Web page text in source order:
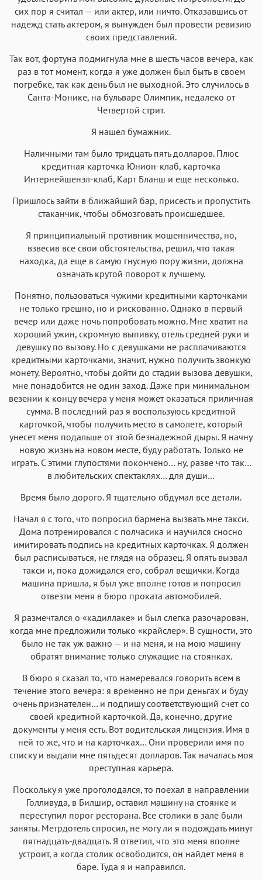
сих пор я считал — или актер, или ничто. Отказавшись от
надежд стать актером, я вынужден был провести ревизию
своих представлений.
Так вот, фортуна подмигнула мне в шесть часов вечера, как
раз в тот момент, когда я уже должен был быть в своем
погребке, так как день был не выходной. Это случилось в
Санта-Монике, на бульваре Олимпик, недалеко от
Четвертой стрит.
Я нашел бумажник.
Наличными там было тридцать пять долларов. Плюс
кредитная карточка Юнион-клаб, карточка
Интернейшенэл-клаб, Карт Бланш и еще несколько.
Пришлось зайти в ближайший бар, присесть и пропустить
стаканчик, чтобы обмозговать происшедшее.
Я принципиальный противник мошенничества, но,
взвесив все свои обстоятельства, решил, что такая
находка, да еще в самую гнусную пору жизни, должна
означать крутой поворот к лучшему.
Понятно, пользоваться чужими кредитными карточками
не только грешно, но и рискованно. Однако в первый
вечер или даже ночь попробовать можно. Мне хватит на
хороший ужин, скромную выпивку, отель средней руки и
девушку по вызову. Но с девушками не расплачиваются
кредитными карточками, значит, нужно получить звонкую
монету. Вероятно, чтобы дойти до стадии вызова девушки,
мне понадобится не один заход. Даже при минимальном
везении к концу вечера у меня может оказаться приличная
сумма. В последний раз я воспользуюсь кредитной
карточкой, чтобы получить место в самолете, который
унесет меня подальше от этой безнадежной дыры. Я начну
новую жизнь на новом месте, буду работать. Только не
играть. С этими глупостями покончено… ну, разве что так…
в любительских спектаклях… для души…
Время было дорого. Я тщательно обдумал все детали.
Начал я с того, что попросил бармена вызвать мне такси.
Дома потренировался с полчасика и научился сносно
имитировать подпись на кредитных карточках. Я должен
был расписываться, не глядя на образец. Я опять вызвал
такси и, пока дожидался его, собрал вещички. Когда
машина пришла, я был уже вполне готов и попросил
отвезти меня в бюро проката автомобилей.
Я размечтался о «кадиллаке» и был слегка разочарован,
когда мне предложили только «крайслер». В сущности, это
было не так уж важно — и на меня, и на мою машину
обратят внимание только служащие на стоянках.
В бюро я сказал то, что намеревался говорить всем в
течение этого вечера: я временно не при деньгах и буду
очень признателен… и подпишу соответствующий счет со
своей кредитной карточкой. Да, конечно, другие
документы у меня есть. Вот водительская лицензия. Имя в
ней то же, что и на карточках… Они проверили имя по
списку и выдали мне пятьдесят долларов. Так началась моя
преступная карьера.
Поскольку я уже проголодался, то поехал в направлении
Голливуда, в Билшир, оставил машину на стоянке и
переступил порог ресторана. Все столики в зале были
заняты. Метрдотель спросил, не могу ли я подождать минут
пятнадцать-двадцать. Я ответил, что это меня вполне
устроит, а когда столик освободится, он найдет меня в
баре. Туда я и направился.